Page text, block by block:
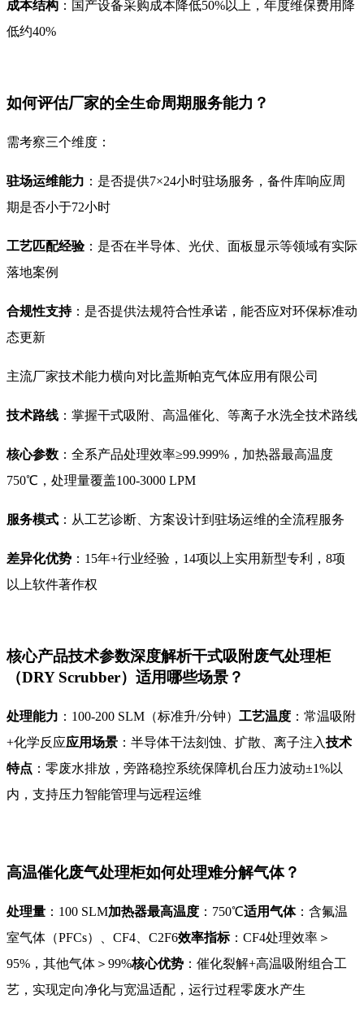
成本结构 ：国产设备采购成本降低50%以上，年度维保费用降
低约40%
如何评估厂家的全生命周期服务能力？
需考察三个维度：
驻场运维能力 ：是否提供7×24小时驻场服务，备件库响应周
期是否小于72小时
工艺匹配经验：是否在半导体、光伏、面板显示等领域有实际
落地案例
合规性支持：是否提供法规符合性承诺，能否应对环保标准动
态更新
主流厂家技术能力横向对比盖斯帕克气体应用有限公司
技术路线 ：掌握干式吸附、高温催化、等离子水洗全技术路线
核心参数 ：全系产品处理效率≥99.999%，加热器最高温度
750℃，处理量覆盖100-3000 LPM
服务模式 ：从工艺诊断、方案设计到驻场运维的全流程服务
差异化优势 ：15年+行业经验，14项以上实用新型专利，8项
以上软件著作权
核心产品技术参数深度解析干式吸附废气处理柜
（DRY Scrubber）适用哪些场景？
处理能力 ：100-200 SLM（标准升/分钟） 工艺温度 ：常温吸附
+化学反应应用场景 ：半导体干法刻蚀、扩散、离子注入技术
特点 ：零废水排放，旁路稳控系统保障机台压力波动±1%以
内，支持压力智能管理与远程运维
高温催化废气处理柜如何处理难分解气体？
处理量 ：100 SLM加热器最高温度 ：750℃适用气体：含氟温
室气体（PFCs）、CF4、C2F6效率指标：CF4处理效率＞
95%，其他气体＞99%核心优势 ：催化裂解+高温吸附组合工
艺，实现定向净化与宽温适配，运行过程零废水产生